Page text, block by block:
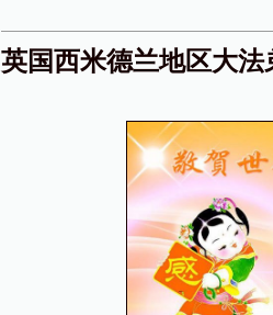
英国西米德兰地区大